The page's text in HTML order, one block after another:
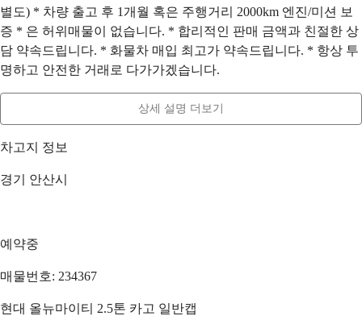
별도) * 차량 출고 후 1개월 혹은 주행거리 2000km 엔진/미션 보
증 * 은 허위매물이 없습니다. * 합리적인 판매 금액과 친절한 상
담 약속드립니다. * 화물차 매입 최고가 약속드립니다. * 항상 투
명하고 안전한 거래로 다가가겠습니다.
상세 설명 더보기
차고지 정보
경기 안산시
예약중
매물번호: 234367
현대 올뉴마이티 2.5톤 카고 일반캡